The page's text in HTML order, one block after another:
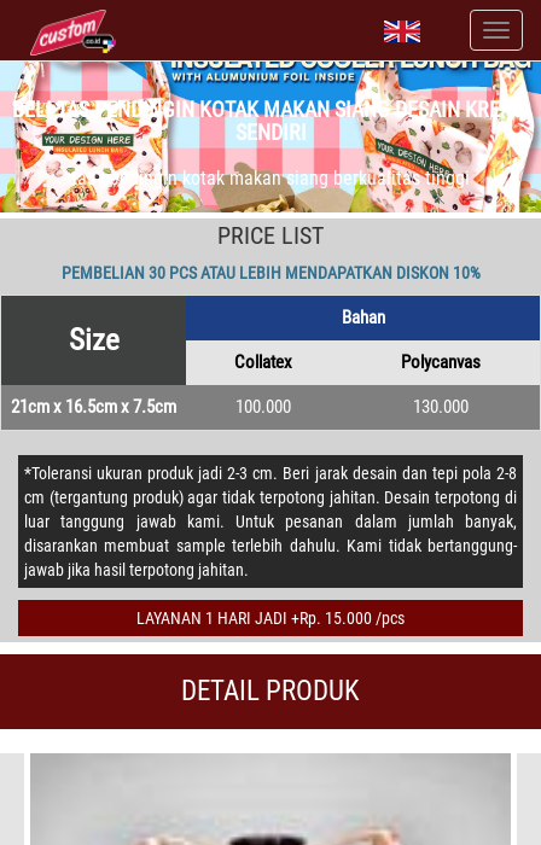
BELI TAS PENDINGIN KOTAK MAKAN SIANG DESAIN KREASI
SENDIRI
tas pendingin kotak makan siang berkualitas tinggi
PRICE LIST
PEMBELIAN 30 PCS ATAU LEBIH MENDAPATKAN DISKON 10%
Size
Bahan
Collatex Polycanvas
21cm x 16.5cm x 7.5cm 100.000 130.000
*Toleransi ukuran produk jadi 2-3 cm. Beri jarak desain dan tepi pola 2-8
cm (tergantung produk) agar tidak terpotong jahitan. Desain terpotong di
luar tanggung jawab kami. Untuk pesanan dalam jumlah banyak,
disarankan membuat sample terlebih dahulu. Kami tidak bertanggung-
jawab jika hasil terpotong jahitan.
LAYANAN 1 HARI JADI +Rp. 15.000 /pcs
DETAIL PRODUK